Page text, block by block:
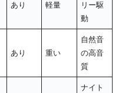
あり 軽量
リー駆
動
あり 重い
自然音
の高音
質
ナイト